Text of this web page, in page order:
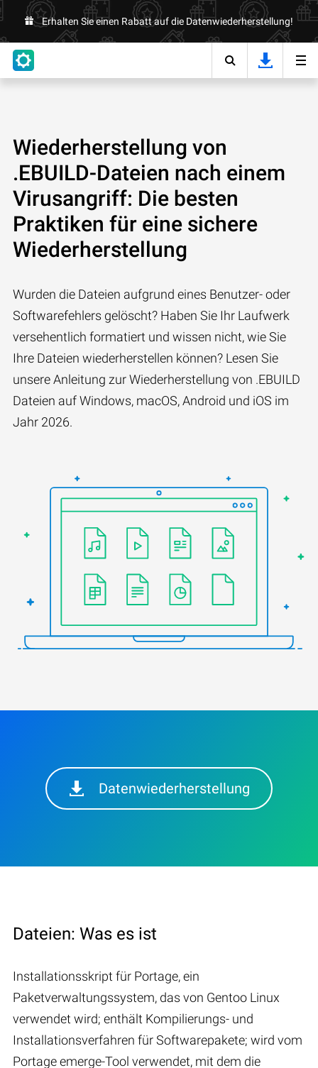
Erhalten Sie einen Rabatt auf die Datenwiederherstellung!
Wiederherstellung von
.EBUILD-Dateien nach einem
Virusangriff: Die besten
Praktiken für eine sichere
Wiederherstellung
Wurden die Dateien aufgrund eines Benutzer- oder
Softwarefehlers gelöscht? Haben Sie Ihr Laufwerk
versehentlich formatiert und wissen nicht, wie Sie
Ihre Dateien wiederherstellen können? Lesen Sie
unsere Anleitung zur Wiederherstellung von .EBUILD
Dateien auf Windows, macOS, Android und iOS im
Jahr 2026.
Datenwiederherstellung
Dateien: Was es ist
Installationsskript für Portage, ein
Paketverwaltungssystem, das von Gentoo Linux
verwendet wird; enthält Kompilierungs- und
Installationsverfahren für Softwarepakete; wird vom
Portage emerge-Tool verwendet, mit dem die